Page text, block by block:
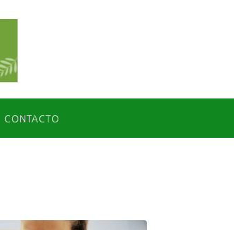
CONTACTO